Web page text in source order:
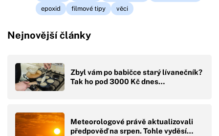
epoxid
filmové tipy věci
Nejnovější články
Zbyl vám po babičce starý lívanečník?
Tak ho pod 3000 Kč dnes…
Meteorologové právě aktualizovali
předpověď na srpen. Tohle vyděsí…